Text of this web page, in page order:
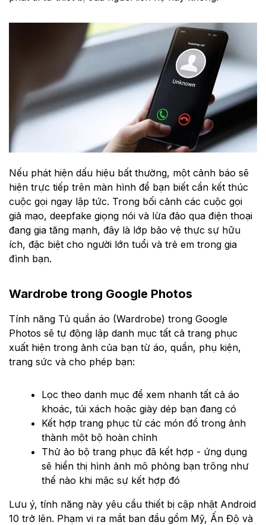
Nếu phát hiện dấu hiệu bất thường, một cảnh báo sẽ
hiện trực tiếp trên màn hình để bạn biết cần kết thúc
cuộc gọi ngay lập tức. Trong bối cảnh các cuộc gọi
giả mạo, deepfake giọng nói và lừa đảo qua điện thoại
đang gia tăng mạnh, đây là lớp bảo vệ thực sự hữu
ích, đặc biệt cho người lớn tuổi và trẻ em trong gia
đình bạn.
Wardrobe trong Google Photos
Tính năng Tủ quần áo (Wardrobe) trong Google
Photos sẽ tự động lập danh mục tất cả trang phục
xuất hiện trong ảnh của bạn từ áo, quần, phụ kiện,
trang sức và cho phép bạn:
Lọc theo danh mục để xem nhanh tất cả áo
khoác, túi xách hoặc giày dép bạn đang có
Kết hợp trang phục từ các món đồ trong ảnh
thành một bộ hoàn chỉnh
Thử ảo bộ trang phục đã kết hợp - ứng dụng
sẽ hiển thị hình ảnh mô phỏng bạn trông như
thế nào khi mặc sự kết hợp đó
Lưu ý, tính năng này yêu cầu thiết bị cập nhật Android
10 trở lên. Phạm vi ra mắt ban đầu gồm Mỹ, Ấn Độ và